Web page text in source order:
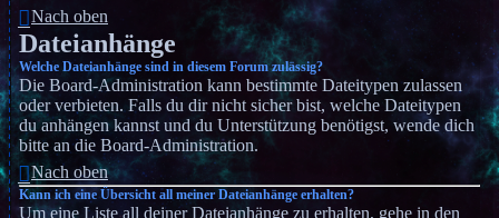
Nach oben
Dateianhänge
Welche Dateianhänge sind in diesem Forum zulässig?
Die Board-Administration kann bestimmte Dateitypen zulassen
oder verbieten. Falls du dir nicht sicher bist, welche Dateitypen
du anhängen kannst und du Unterstützung benötigst, wende dich
bitte an die Board-Administration.
Nach oben
Kann ich eine Übersicht all meiner Dateianhänge erhalten?
Um eine Liste all deiner Dateianhänge zu erhalten, gehe in den